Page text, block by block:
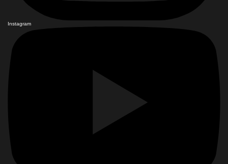
Instagram